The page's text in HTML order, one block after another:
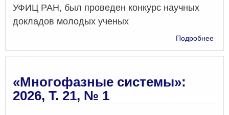
УФИЦ РАН, был проведен конкурс научных
докладов молодых ученых
Подробнее
«Многофазные системы»:
2026, Т. 21, № 1